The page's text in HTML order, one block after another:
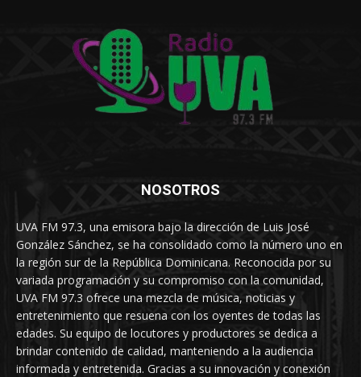
NOSOTROS
UVA FM 97.3, una emisora bajo la dirección de Luis José
González Sánchez, se ha consolidado como la número uno en
la región sur de la República Dominicana. Reconocida por su
variada programación y su compromiso con la comunidad,
UVA FM 97.3 ofrece una mezcla de música, noticias y
entretenimiento que resuena con los oyentes de todas las
edades. Su equipo de locutores y productores se dedica a
brindar contenido de calidad, manteniendo a la audiencia
informada y entretenida. Gracias a su innovación y conexión